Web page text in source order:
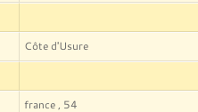
Côte d'Usure
france , 54